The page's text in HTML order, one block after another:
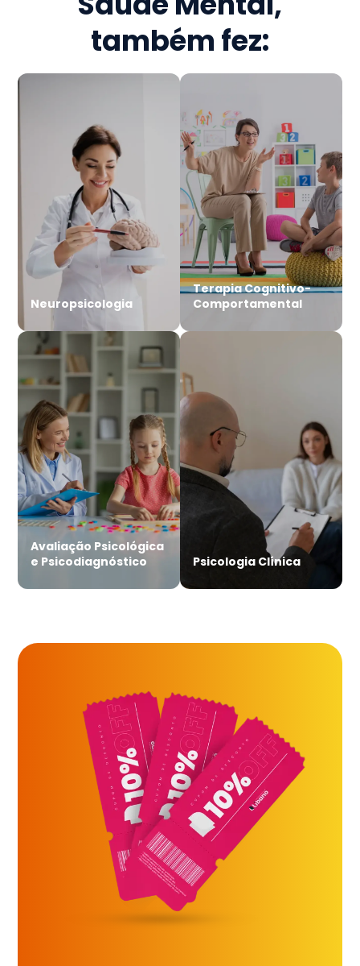
também fez:
Neuropsicologia
Terapia Cognitivo-
Comportamental
Avaliação Psicológica
e Psicodiagnóstico
Psicologia Clínica